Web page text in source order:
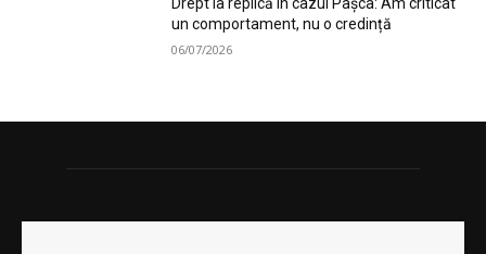
un comportament, nu o credință
06/07/2026